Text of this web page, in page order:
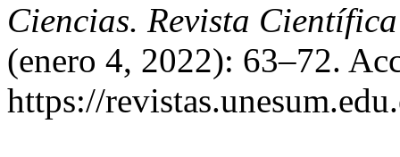
Ciencias. Revista
(enero 4, 2022): 63–72.
https://